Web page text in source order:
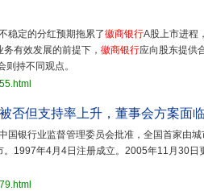
稳定的分红预期拖累了徽商银行A股上市进程
有效发展的前提下， 徽商银行应向股东提供
则持不同观点。
否但支持率上升，董事会方案面
国银行业监督管理委员会批准，全国首家由
1997年4月4日注册成立。2005年11月30日